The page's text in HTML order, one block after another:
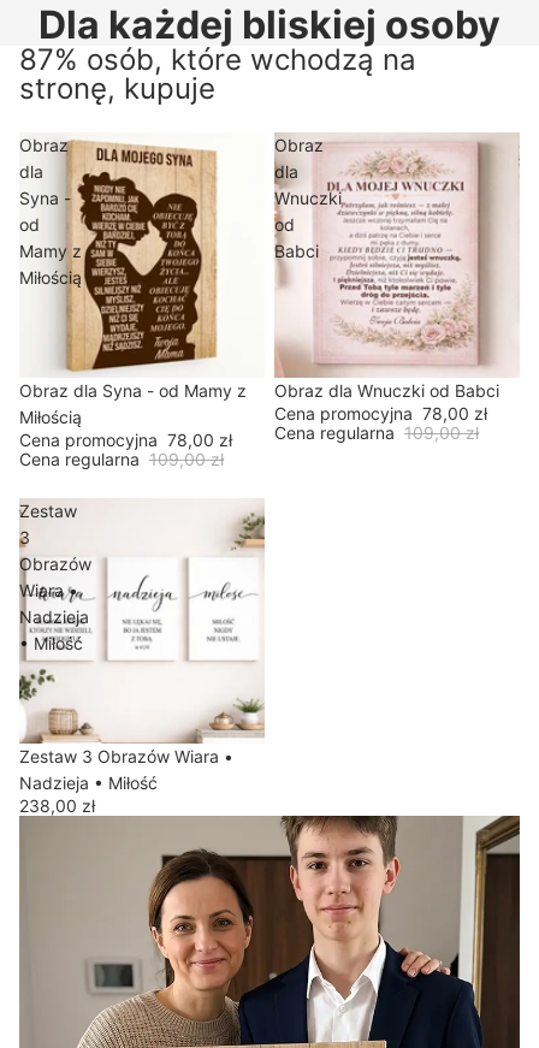
Dla każdej bliskiej osoby
87% osób, które wchodzą na
stronę, kupuje
Obraz
dla
Syna -
od
Mamy z
Miłością
W promocji
Obraz dla Syna - od Mamy z
Miłością
Cena promocyjna 78,00 zł
Cena regularna 109,00 zł
Obraz
dla
Wnuczki
od
Babci
W promocji
Obraz dla Wnuczki od Babci
Cena promocyjna 78,00 zł
Cena regularna 109,00 zł
Zestaw
3
Obrazów
Wiara •
Nadzieja
• Miłość
Wyprzedane
Zestaw 3 Obrazów Wiara •
Nadzieja • Miłość
238,00 zł